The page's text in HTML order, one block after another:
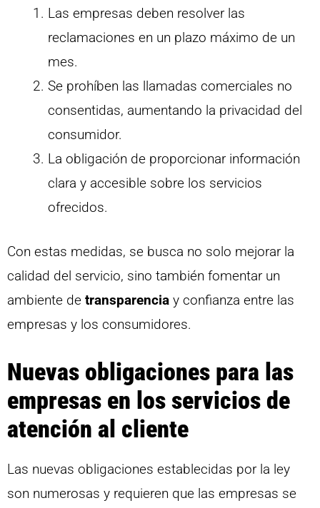
Las empresas deben resolver las
reclamaciones en un plazo máximo de un
mes.
Se prohíben las llamadas comerciales no
consentidas, aumentando la privacidad del
consumidor.
La obligación de proporcionar información
clara y accesible sobre los servicios
ofrecidos.
Con estas medidas, se busca no solo mejorar la
calidad del servicio, sino también fomentar un
ambiente de transparencia y confianza entre las
empresas y los consumidores.
Nuevas obligaciones para las
empresas en los servicios de
atención al cliente
Las nuevas obligaciones establecidas por la ley
son numerosas y requieren que las empresas se